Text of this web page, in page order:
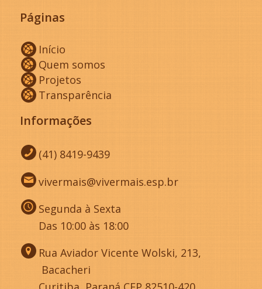
Páginas
Início
Quem somos
Projetos
Transparência
Informações
(41) 8419-9439
vivermais@vivermais.esp.br
Segunda à Sexta
Das 10:00 às 18:00
Rua Aviador Vicente Wolski, 213,
Bacacheri